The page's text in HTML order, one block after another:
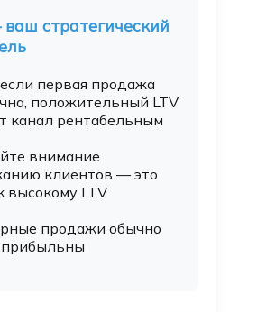
стратегический
первая продажа
положительный LTV
канал рентабельным
внимание
клиентов — это
высокому LTV
продажи обычно
прибыльны